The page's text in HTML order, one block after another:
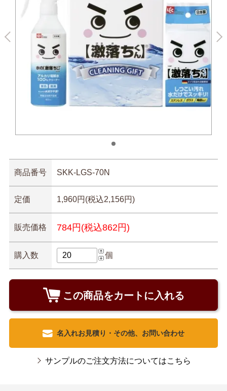
商品番号 SKK-LGS-70N
定価 1,960円(税込2,156円)
販売価格 784円(税込862円)
購入数 個
この商品をカートに入れる
名入れお見積り・その他、お問い合わせ
サンプルのご注文方法についてはこちら